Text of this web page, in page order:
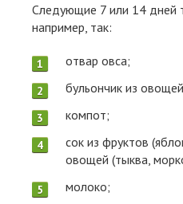
Следующие 7 или 14 дней
например, так:
отвар овса;
бульончик из
компот;
сок из фруктов
овощей (тыква,
молоко;